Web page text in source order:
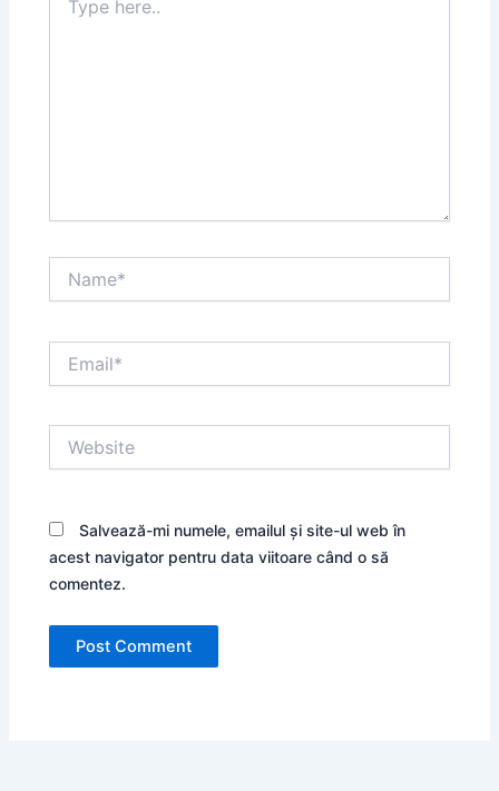
here..
Salvează-mi numele, emailul și site-ul web în
acest navigator pentru data viitoare când o să
comentez.